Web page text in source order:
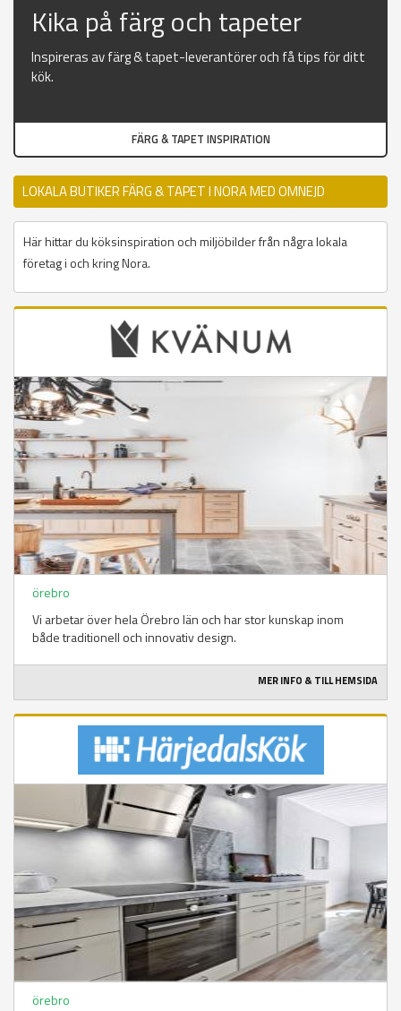
Kika på färg och tapeter
Inspireras av färg & tapet-leverantörer och få tips för ditt
kök.
FÄRG & TAPET INSPIRATION
LOKALA BUTIKER FÄRG & TAPET I NORA MED OMNEJD
Här hittar du köksinspiration och miljöbilder från några lokala
företag i och kring Nora.
örebro
Vi arbetar över hela Örebro län och har stor kunskap inom
både traditionell och innovativ design.
MER INFO & TILL HEMSIDA
örebro